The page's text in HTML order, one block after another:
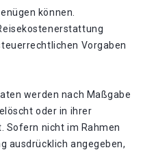
können.
Vorgaben
werden nach Maßgabe
oder in ihrer
Sofern nicht im Rahmen
ausdrücklich angegeben,